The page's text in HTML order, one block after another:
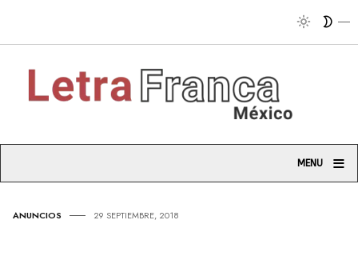
MENU ≡
ANUNCIOS 29 SEPTIEMBRE, 2018